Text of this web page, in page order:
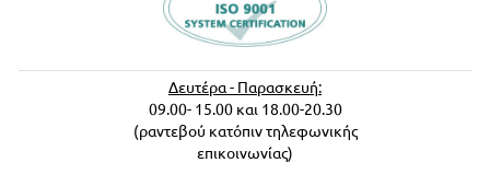
Δευτέρα - Παρασκευή:
09.00- 15.00 και 18.00-20.30
(ραντεβού κατόπιν τηλεφωνικής
επικοινωνίας)